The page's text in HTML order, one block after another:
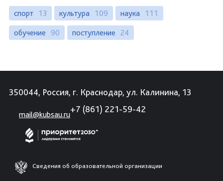
спорт 13 культура 109 наука 111
обучение 90 поступление 24
350044, Россия, г. Краснодар, ул. Калинина, 13
mail@kubsau.ru
+7 (861) 221-59-42
Сведения об образовательной организации